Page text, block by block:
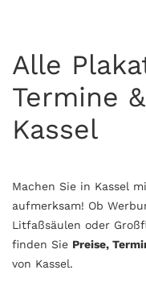
Alle
Termine
Kassel
Machen Sie in Kassel
aufmerksam! Ob
Litfaßsäulen oder
finden Sie Preise,
von Kassel.